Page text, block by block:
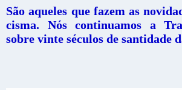
São aqueles que fazem as
cisma. Nós continuamos a
sobre vinte séculos de santidade